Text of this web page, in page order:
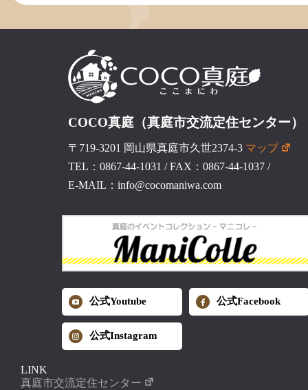
COCO真庭（真庭市交流定住センター）
〒719-3201 岡山県真庭市久世2374-3 マップ
TEL：0867-44-1031 /FAX：0867-44-1037/
E-MAIL：info@cocomaniwa.com
公式Youtube 公式Facebook
公式Instagram
LINK
真庭市交流定住センター